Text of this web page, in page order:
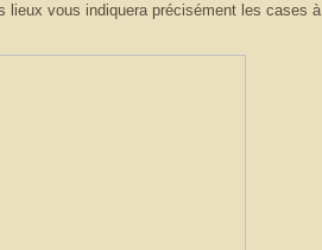
lieux vous indiquera précisément les cases à